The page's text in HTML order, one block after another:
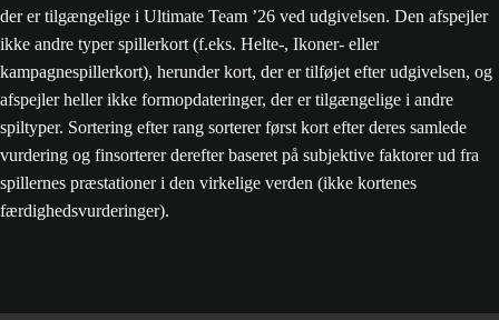
der er tilgængelige i Ultimate Team ’26 ved udgivelsen. Den afspejler
ikke andre typer spillerkort (f.eks. Helte-, Ikoner- eller
kampagnespillerkort), herunder kort, der er tilføjet efter udgivelsen, og
afspejler heller ikke formopdateringer, der er tilgængelige i andre
spiltyper. Sortering efter rang sorterer først kort efter deres samlede
vurdering og finsorterer derefter baseret på subjektive faktorer ud fra
spillernes præstationer i den virkelige verden (ikke kortenes
færdighedsvurderinger).